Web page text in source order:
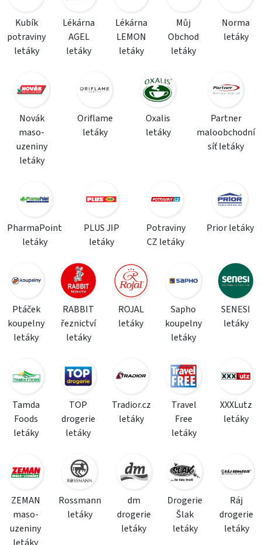
Kubík
potraviny
letáky
Lékárna
AGEL
letáky
Lékárna
LEMON
letáky
Můj
Obchod
letáky
Norma
letáky
Novák
maso-
uzeniny
letáky
Oriflame
letáky
Oxalis
letáky
Partner
maloobchodní
síť letáky
PharmaPoint
letáky
PLUS JIP
letáky
Potraviny
CZ letáky
Prior letáky
Ptáček
koupelny
letáky
RABBIT
řeznictví
letáky
ROJAL
letáky
Sapho
koupelny
letáky
SENESI
letáky
Tamda
Foods
letáky
TOP
drogerie
letáky
Tradior.cz
letáky
Travel
Free
letáky
XXXLutz
letáky
ZEMAN
maso-
uzeniny
Rossmann
letáky
dm
drogerie
letáky
Drogerie
Šlak
letáky
Ráj
drogerie
letáky